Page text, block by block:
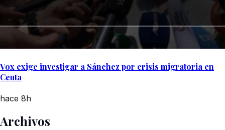
Vox exige investigar a Sánchez por crisis migratoria en
Ceuta
hace 8h
Archivos